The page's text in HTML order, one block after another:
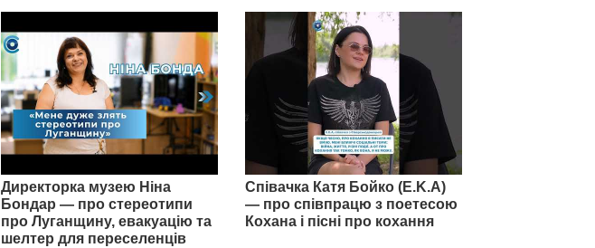
Директорка музею Ніна
Бондар — про стереотипи
про Луганщину, евакуацію та
шелтер для переселенців
Співачка Катя Бойко (E.K.A)
— про співпрацю з поетесою
Кохана і пісні про кохання